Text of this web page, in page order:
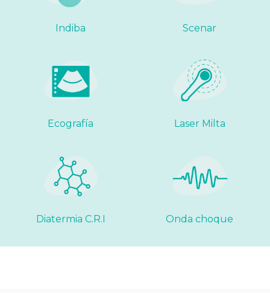
Indiba Scenar
Ecografía Laser Milta
Diatermia C.R.I Onda choque